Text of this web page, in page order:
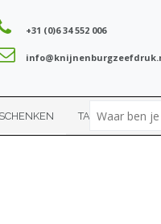
+31 (0)6 34 552 006
TASSEN